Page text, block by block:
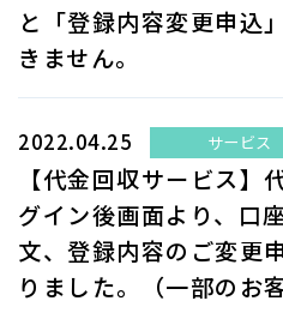
と「登録内容変更申込
きません。
2022.04.25 サービス
【代金回収サービス】
グイン後画面より、口
文、登録内容のご変更
りました。（一部のお